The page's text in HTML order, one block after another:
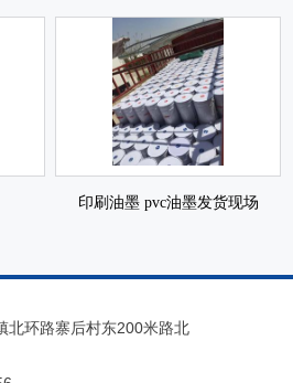
印刷油墨 pvc油墨发货现场
北环路寨后村东200米路北